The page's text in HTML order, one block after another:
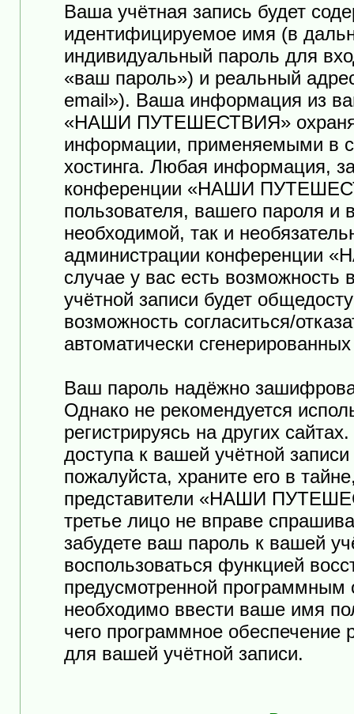
Ваша учётная запись будет
идентифицируемое имя (в
индивидуальный пароль для
«ваш пароль») и реальный
email»). Ваша информация из
«НАШИ ПУТЕШЕСТВИЯ»
информации, применяемыми в
хостинга. Любая информация,
конференции «НАШИ
пользователя, вашего пароля
необходимой, так и
администрации
случае у вас есть
учётной записи будет
возможность согласиться/
автоматически
Ваш пароль надёжно
Однако не рекомендуется
регистрируясь на других
доступа к вашей учётной
пожалуйста, храните его в
представители «НАШИ
третье лицо не вправе
забудете ваш пароль к вашей
воспользоваться функцией
предусмотренной
необходимо ввести ваше имя
чего программное обеспечение
для вашей учётной записи.